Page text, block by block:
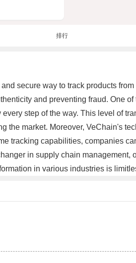
排行
secure way to track products
and preventing fraud. One of
step of the way. This level of
the market. Moreover, VeChain's
tracking capabilities, companies
in supply chain management,
in various industries is